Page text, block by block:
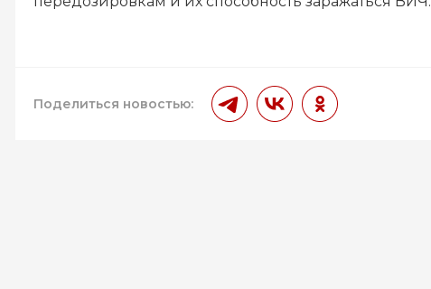
Поделиться новостью: